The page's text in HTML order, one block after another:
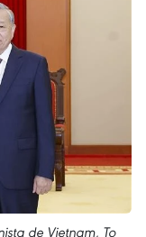
de Vietnam, To